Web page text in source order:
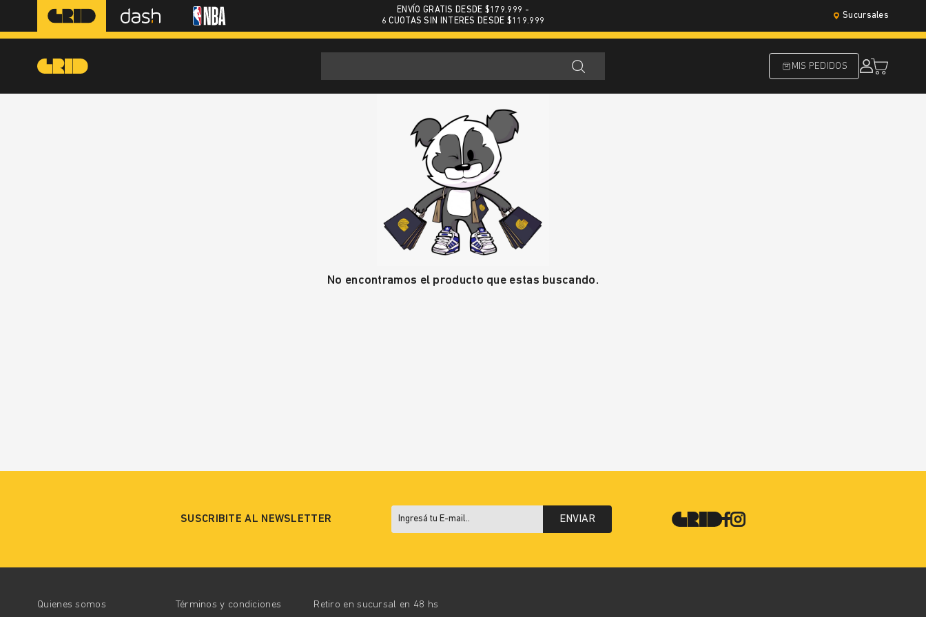
ENVÍO GRATIS DESDE $179.999 -
6 CUOTAS SIN INTERES DESDE $119.999
Sucursales
MIS PEDIDOS
No encontramos el producto que estas buscando.
SUSCRIBITE AL NEWSLETTER ENVIAR
Quienes somos Términos y condiciones Retiro en sucursal en 48 hs